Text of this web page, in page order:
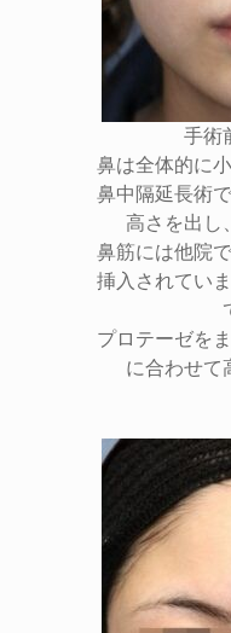
手術
鼻は全体的に
鼻中隔延長術
高さを出し
鼻筋には他院
挿入されてい
プロテーゼを
に合わせて